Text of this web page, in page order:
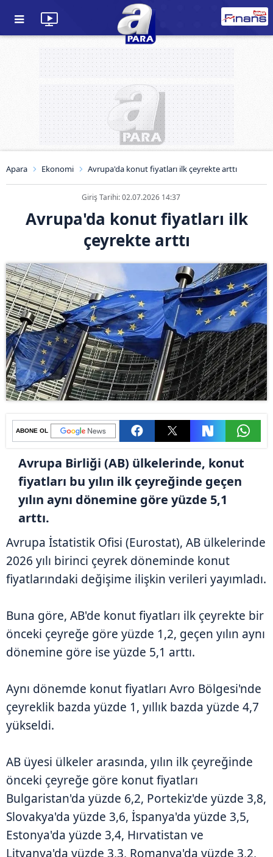
Apara Ekonomi Avrupa'da konut fiyatları ilk çeyrekte arttı
Giriş Tarihi: 02.07.2026 14:37
Avrupa'da konut fiyatları ilk
çeyrekte arttı
ABONE OL
Avrupa Birliği (AB) ülkelerinde, konut
fiyatları bu yılın ilk çeyreğinde geçen
yılın aynı dönemine göre yüzde 5,1
arttı.
Avrupa İstatistik Ofisi (Eurostat), AB ülkelerinde
2026 yılı birinci çeyrek döneminde konut
fiyatlarındaki değişime ilişkin verileri yayımladı.
Buna göre, AB'de konut fiyatları ilk çeyrekte bir
önceki çeyreğe göre yüzde 1,2, geçen yılın aynı
dönemine göre ise yüzde 5,1 arttı.
Aynı dönemde konut fiyatları Avro Bölgesi'nde
çeyreklik bazda yüzde 1, yıllık bazda yüzde 4,7
yükseldi.
AB üyesi ülkeler arasında, yılın ilk çeyreğinde
önceki çeyreğe göre konut fiyatları
Bulgaristan'da yüzde 6,2, Portekiz'de yüzde 3,8,
Slovakya'da yüzde 3,6, İspanya'da yüzde 3,5,
Estonya'da yüzde 3,4, Hırvatistan ve
Litvanya'da yüzde 3,3, Romanya'da yüzde 3,2,